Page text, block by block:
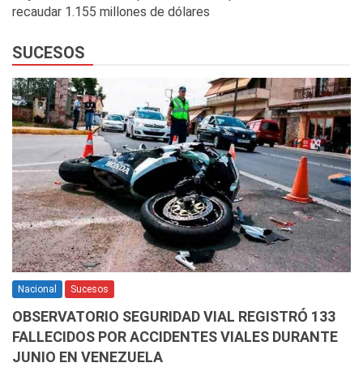
recaudar 1.155 millones de dólares
SUCESOS
Nacional Sucesos
OBSERVATORIO SEGURIDAD VIAL REGISTRÓ 133
FALLECIDOS POR ACCIDENTES VIALES DURANTE
JUNIO EN VENEZUELA